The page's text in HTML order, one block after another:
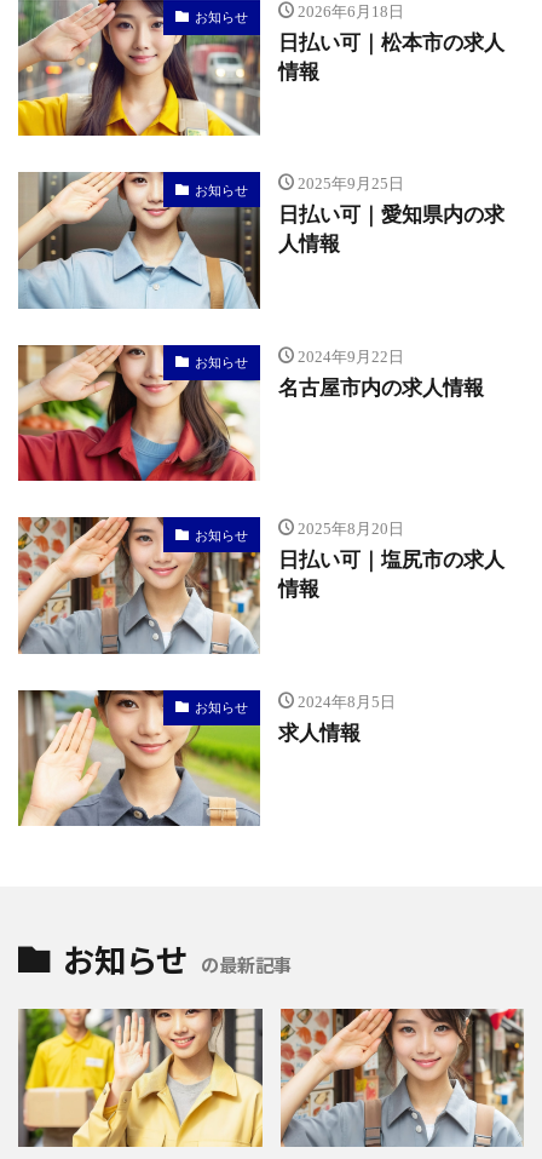
お知らせ 2026年6月18日
日払い可｜松本市の求人
情報
お知らせ 2025年9月25日
日払い可｜愛知県内の求
人情報
お知らせ 2024年9月22日
名古屋市内の求人情報
お知らせ 2025年8月20日
日払い可｜塩尻市の求人
情報
お知らせ 2024年8月5日
求人情報
お知らせ の最新記事